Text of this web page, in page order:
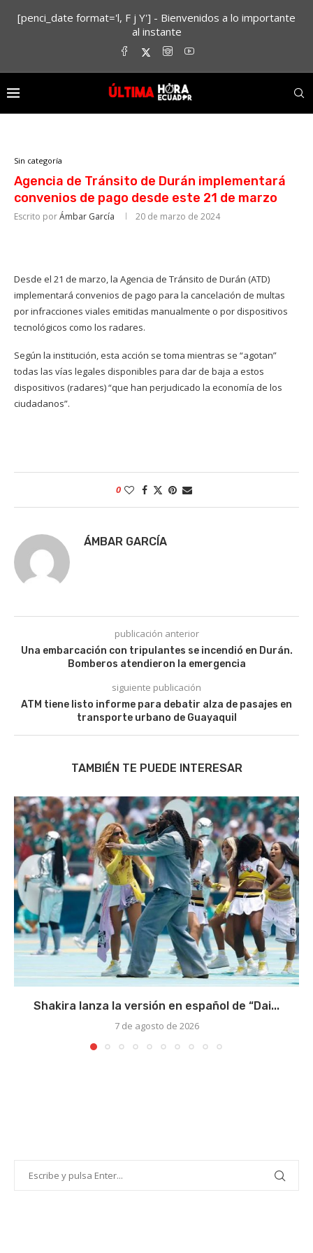
[penci_date format='l, F j Y'] - Bienvenidos a lo importante
al instante
Sin categoría
Agencia de Tránsito de Durán implementará
convenios de pago desde este 21 de marzo
Escrito porÁmbar García 20 de marzo de 2024
Desde el 21 de marzo, la Agencia de Tránsito de Durán (ATD)
implementará convenios de pago para la cancelación de multas
por infracciones viales emitidas manualmente o por dispositivos
tecnológicos como los radares.
Según la institución, esta acción se toma mientras se “agotan”
todas las vías legales disponibles para dar de baja a estos
dispositivos (radares) “que han perjudicado la economía de los
ciudadanos”.
0
ÁMBAR GARCÍA
publicación anterior
Una embarcación con tripulantes se incendió en Durán.
Bomberos atendieron la emergencia
siguiente publicación
ATM tiene listo informe para debatir alza de pasajes en
transporte urbano de Guayaquil
TAMBIÉN TE PUEDE INTERESAR
Shakira lanza la versión en español de “Dai...
7 de agosto de 2026